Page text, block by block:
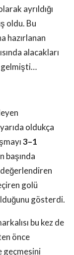
ayrıldığı
oldu. Bu
hazırlanan
alacakları
gelmişti…
oldukça
3–1
başında
değerlendiren
golü
gösterdi.
bu kez de
önce
geçmesini